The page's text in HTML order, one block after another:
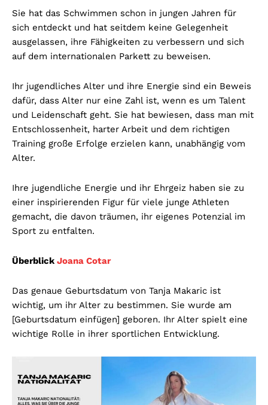
Sie hat das Schwimmen schon in jungen Jahren für
sich entdeckt und hat seitdem keine Gelegenheit
ausgelassen, ihre Fähigkeiten zu verbessern und sich
auf dem internationalen Parkett zu beweisen.
Ihr jugendliches Alter und ihre Energie sind ein Beweis
dafür, dass Alter nur eine Zahl ist, wenn es um Talent
und Leidenschaft geht. Sie hat bewiesen, dass man mit
Entschlossenheit, harter Arbeit und dem richtigen
Training große Erfolge erzielen kann, unabhängig vom
Alter.
Ihre jugendliche Energie und ihr Ehrgeiz haben sie zu
einer inspirierenden Figur für viele junge Athleten
gemacht, die davon träumen, ihr eigenes Potenzial im
Sport zu entfalten.
Überblick Joana Cotar
Das genaue Geburtsdatum von Tanja Makaric ist
wichtig, um ihr Alter zu bestimmen. Sie wurde am
[Geburtsdatum einfügen] geboren. Ihr Alter spielt eine
wichtige Rolle in ihrer sportlichen Entwicklung.